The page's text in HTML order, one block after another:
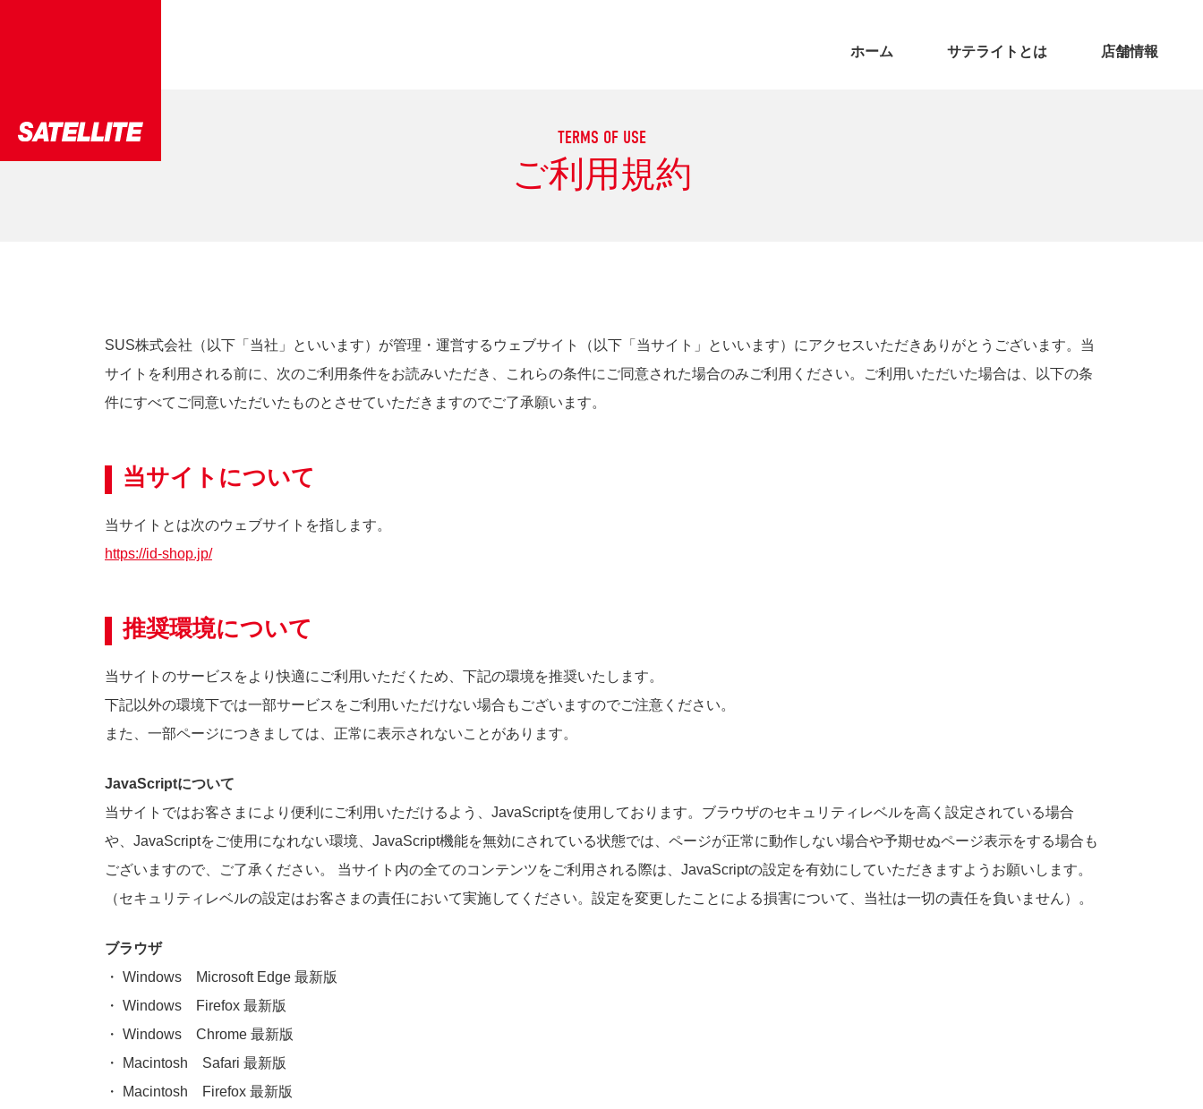
ホーム サテライトとは 店舗情報
TERMS OF USE
ご利用規約
SUS株式会社（以下「当社」といいます）が管理・運営するウェブサイト（以下「当サイト」といいます）にアクセスいただきありがとうございます。当
サイトを利用される前に、次のご利用条件をお読みいただき、これらの条件にご同意された場合のみご利用ください。ご利用いただいた場合は、以下の条
件にすべてご同意いただいたものとさせていただきますのでご了承願います。
当サイトについて
当サイトとは次のウェブサイトを指します。
https://id-shop.jp/
推奨環境について
当サイトのサービスをより快適にご利用いただくため、下記の環境を推奨いたします。
下記以外の環境下では一部サービスをご利用いただけない場合もございますのでご注意ください。
また、一部ページにつきましては、正常に表示されないことがあります。
JavaScriptについて
当サイトではお客さまにより便利にご利用いただけるよう、JavaScriptを使用しております。ブラウザのセキュリティレベルを高く設定されている場合
や、JavaScriptをご使用になれない環境、JavaScript機能を無効にされている状態では、ページが正常に動作しない場合や予期せぬページ表示をする場合も
ございますので、ご了承ください。 当サイト内の全てのコンテンツをご利用される際は、JavaScriptの設定を有効にしていただきますようお願いします。
（セキュリティレベルの設定はお客さまの責任において実施してください。設定を変更したことによる損害について、当社は一切の責任を負いません）。
ブラウザ
Windows Microsoft Edge 最新版
Windows Firefox 最新版
Windows Chrome 最新版
Macintosh Safari 最新版
Macintosh Firefox 最新版